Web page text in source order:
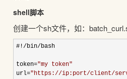
shell脚本
创建一个sh文件，如：
#!/bin/bash
token="my token"
url="https://ip:port/client/